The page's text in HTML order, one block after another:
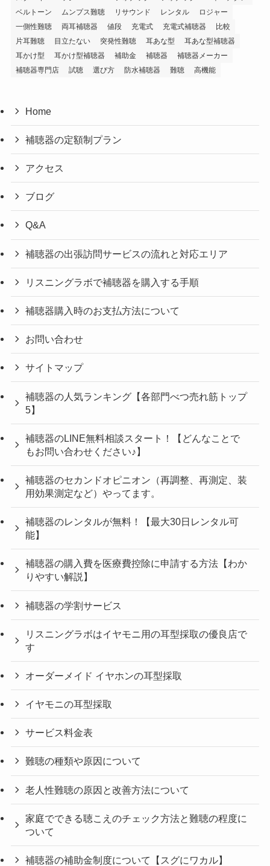
ベルトーン
ムンプス難聴 リサウンド レンタル
ロジャー
一側性難聴
両耳補聴器 値段 充電式 充電式補聴器
比較
片耳難聴
目立たない 突発性難聴 耳あな型
耳あな型補聴器
耳かけ型
耳かけ型補聴器 補助金 補聴器
補聴器メーカー
補聴器専門店
試聴 選び方 防水補聴器 難聴 高機能
Home
補聴器の定額制プラン
アクセス
ブログ
Q&A
補聴器の出張訪問サービスの流れと対応エリア
リスニングラボで補聴器を購入する手順
補聴器購入時のお支払方法について
お問い合わせ
サイトマップ
補聴器の人気ランキング【各部門べつ売れ筋トップ
5】
補聴器のLINE無料相談スタート！【どんなことで
もお問い合わせください♪】
補聴器のセカンドオピニオン（再調整、再測定、装
用効果測定など）やってます。
補聴器のレンタルが無料！【最大30日レンタル可
能】
補聴器の購入費を医療費控除に申請する方法【わか
りやすい解説】
補聴器の学割サービス
リスニングラボはイヤモニ用の耳型採取の優良店で
す
オーダーメイド イヤホンの耳型採取
イヤモニの耳型採取
サービス料金表
難聴の種類や原因について
老人性難聴の原因と改善方法について
家庭でできる聴こえのチェック方法と難聴の程度に
ついて
補聴器の補助金制度について【スグにワカル】